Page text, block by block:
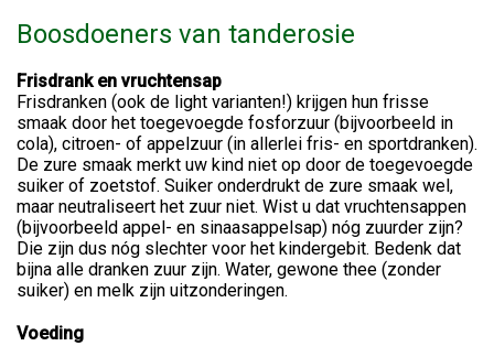
Boosdoeners van tanderosie
Frisdrank en vruchtensap
Frisdranken (ook de light varianten!) krijgen hun frisse
smaak door het toegevoegde fosforzuur (bijvoorbeeld in
cola), citroen- of appelzuur (in allerlei fris- en sportdranken).
De zure smaak merkt uw kind niet op door de toegevoegde
suiker of zoetstof. Suiker onderdrukt de zure smaak wel,
maar neutraliseert het zuur niet. Wist u dat vruchtensappen
(bijvoorbeeld appel- en sinaasappelsap) nóg zuurder zijn?
Die zijn dus nóg slechter voor het kindergebit. Bedenk dat
bijna alle dranken zuur zijn. Water, gewone thee (zonder
suiker) en melk zijn uitzonderingen.
Voeding